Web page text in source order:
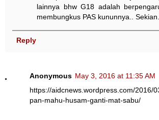
lainnya bhw G18 adalah
membungkus PAS kununnya..
Reply
Anonymous May 3, 2016 at 11:35 AM
https://aidcnews.wordpress.com/2016/
pan-mahu-husam-ganti-mat-sabu/